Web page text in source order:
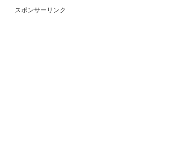
スポンサーリンク